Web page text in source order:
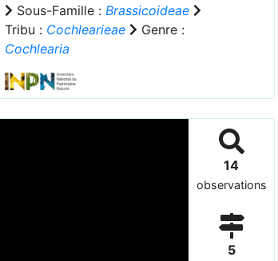
Sous-Famille : Brassicoideae
Tribu : Cochlearieae
Genre :
Cochlearia
14
observations
5